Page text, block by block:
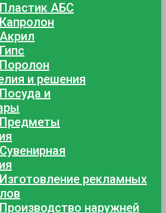
Пластик АБС
Капролон
Акрил
Гипс
Поролон
и решения
Посуда и
Предметы
Сувенирная
Изготовление рекламных
Производство наружней